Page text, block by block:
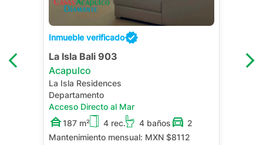
Inmueble verificado
La Isla Bali 903
Acapulco
La Isla Residences
Departamento
Acceso Directo al Mar
187 m²
4 rec. 4 baños
2
Mantenimiento mensual: MXN $8112